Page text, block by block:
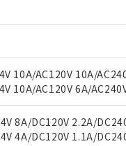
10A/AC120V 10A/
10A/AC120V 6A/
8A/DC120V 2.2A/
4A/DC120V 1.1A/
ただき、同意のうえご
当社制御機器事業取扱商
標準価格照会結果は、記
された時点での実際の在
料など無形物で、有害
、非含有部品としてい
：
銀(Hg) 1000ppm以下、 カドミ
以下、ポリ臭化ビフェニル類
シル) (DEHP)(別名：DOP)
フタル酸ジイソブチル (DIBP)
視および制御機器に対する適用
含有率が中国RoHSの基
当社販売部門へお問い
(GB/T26572)：
) : 1000ppm、 Cd(カドミウム)
貴社製品のうち、外国為
続きをとります。
を破棄する場合は、完全